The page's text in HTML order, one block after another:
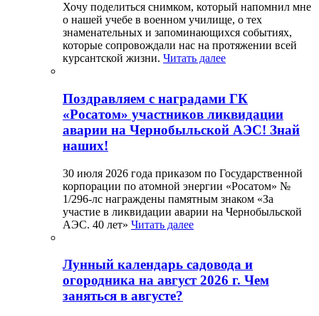
Хочу поделиться снимком, который напомнил мне
о нашей учебе в военном училище, о тех
знаменательных и запоминающихся событиях,
которые сопровождали нас на протяжении всей
курсантской жизни. Читать далее
Поздравляем с наградами ГК
«Росатом» участников ликвидации
аварии на Чернобыльской АЭС! Знай
наших!
30 июля 2026 года приказом по Государственной
корпорации по атомной энергии «Росатом» №
1/296-лс награждены памятным знаком «За
участие в ликвидации аварии на Чернобыльской
АЭС. 40 лет» Читать далее
Лунный календарь садовода и
огородника на август 2026 г. Чем
заняться в августе?